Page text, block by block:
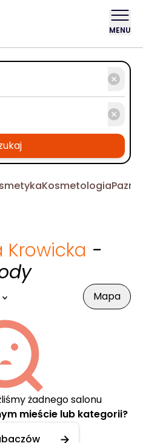
MENU
Kosmetologia
Krowicka -
Mapa
żadnego salonu
mieście lub kategorii?